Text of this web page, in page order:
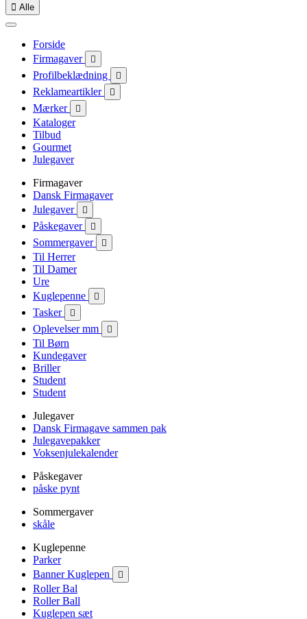
 Alle
Forside
Firmagaver

Profilbeklædning 
Reklameartikler 
Mærker 
Kataloger
Tilbud
Gourmet
Julegaver
Firmagaver
Dansk Firmagaver
Julegaver

Påskegaver 
Sommergaver 
Til Herrer
Til Damer
Ure
Kuglepenne

Tasker 
Oplevelser mm 
Til Børn
Kundegaver
Briller
Student
Student
Julegaver
Dansk Firmagave sammen pak
Julegavepakker
Voksenjulekalender
Påskegaver
påske pynt
Sommergaver
skåle
Kuglepenne
Parker
Banner Kuglepen

Roller Bal
Roller Ball
Kuglepen sæt